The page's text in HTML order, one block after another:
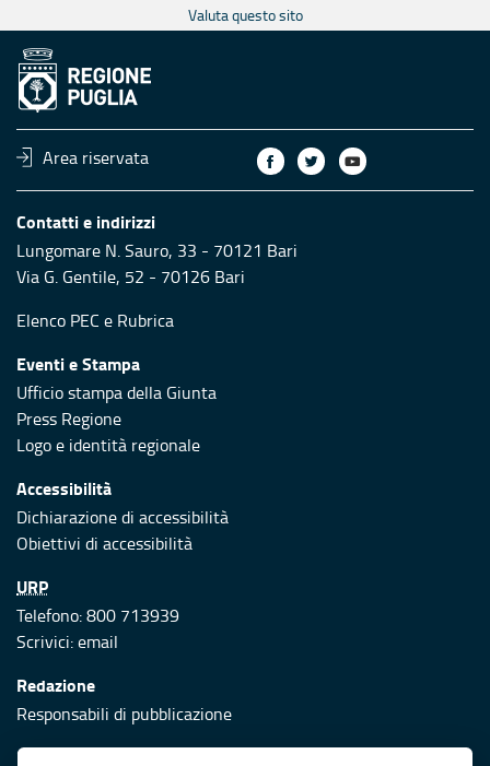
Valuta questo sito
Area riservata
Contatti e indirizzi
Lungomare N. Sauro, 33 - 70121 Bari
Via G. Gentile, 52 - 70126 Bari
Elenco PEC e Rubrica
Eventi e Stampa
Ufficio stampa della Giunta
Press Regione
Logo e identità regionale
Accessibilità
Dichiarazione di accessibilità
Obiettivi di accessibilità
URP
Telefono: 800 713939
Scrivici:email
Redazione
Responsabili di pubblicazione
Protezione civile